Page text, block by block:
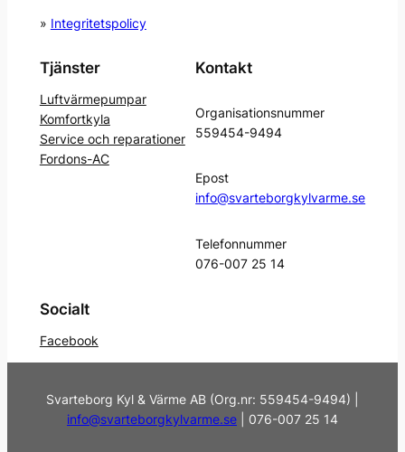
» Integritetspolicy
Tjänster
Luftvärmepumpar
Komfortkyla
Service och reparationer
Fordons-AC
Kontakt
Organisationsnummer
559454-9494
Epost
info@svarteborgkylvarme.se
Telefonnummer
076-007 25 14
Socialt
Facebook
Svarteborg Kyl & Värme AB (Org.nr: 559454-9494) |
info@svarteborgkylvarme.se | 076-007 25 14